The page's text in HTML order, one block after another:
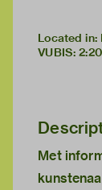
Located in:
VUBIS:
Met